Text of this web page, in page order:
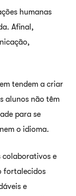
humanas
Afinal,
tendem a criar
alunos não têm
para se
o idioma.
colaborativos e
fortalecidos
e